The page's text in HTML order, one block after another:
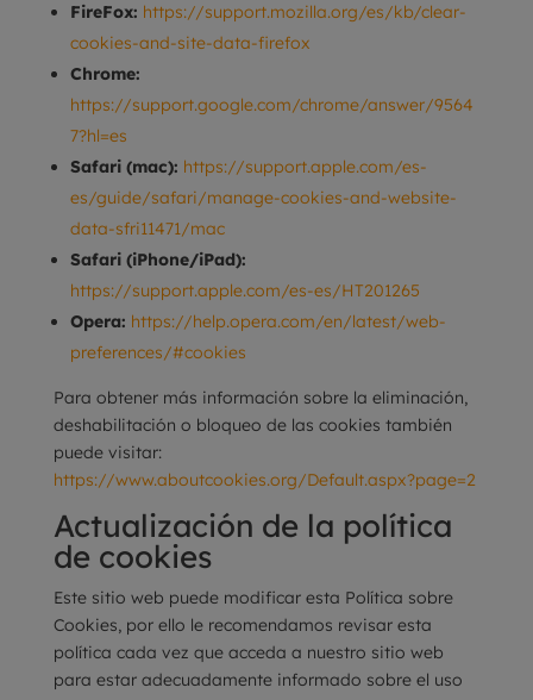
FireFox: https://support.mozilla.org/es/kb/clear-
cookies-and-site-data-firefox
Chrome:
https://support.google.com/chrome/answer/9564
7?hl=es
Safari (mac): https://support.apple.com/es-
es/guide/safari/manage-cookies-and-website-
data-sfri11471/mac
Safari (iPhone/iPad):
https://support.apple.com/es-es/HT201265
Opera: https://help.opera.com/en/latest/web-
preferences/#cookies
Para obtener más información sobre la eliminación,
deshabilitación o bloqueo de las cookies también
puede visitar:
https://www.aboutcookies.org/Default.aspx?page=2
Actualización de la política
de cookies
Este sitio web puede modificar esta Política sobre
Cookies, por ello le recomendamos revisar esta
política cada vez que acceda a nuestro sitio web
para estar adecuadamente informado sobre el uso